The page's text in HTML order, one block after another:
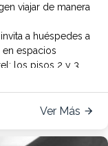
viajar de manera
invita a huéspedes a
en espacios
los pisos 2 y 3,
y la
a la disminución
Ver Más